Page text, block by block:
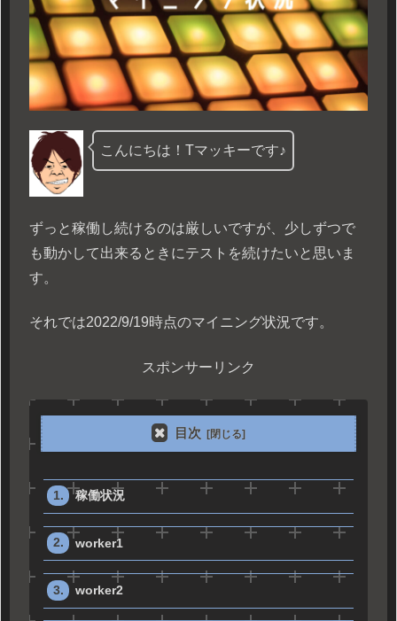
こんにちは！Tマッキーです♪
ずっと稼働し続けるのは厳しいですが、少しずつで
も動かして出来るときにテストを続けたいと思いま
す。
それでは2022/9/19時点のマイニング状況です。
スポンサーリンク
目次
稼働状況
worker1
worker2